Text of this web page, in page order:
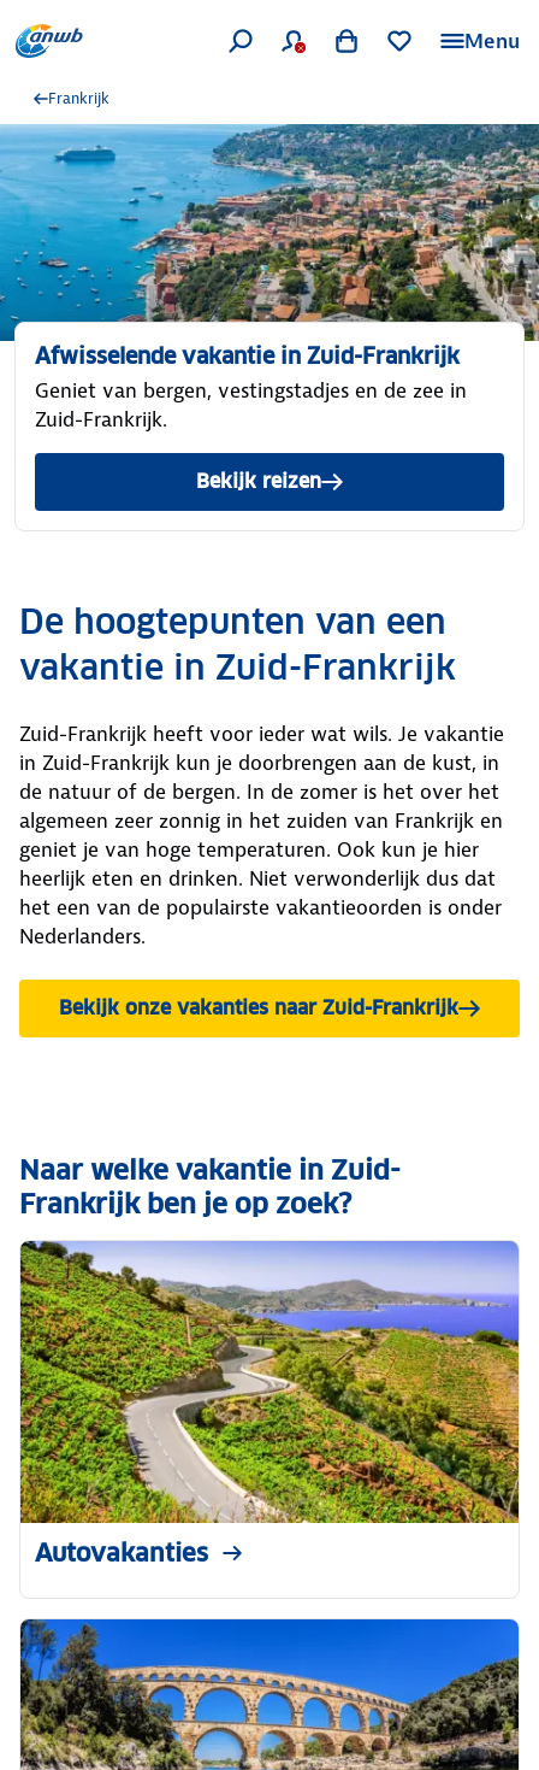
Menu
Frankrijk
Afwisselende vakantie in Zuid-Frankrijk
Geniet van bergen, vestingstadjes en de zee in
Zuid-Frankrijk.
Bekijk reizen
De hoogtepunten van een
vakantie in Zuid-Frankrijk
Zuid-Frankrijk heeft voor ieder wat wils. Je vakantie
in Zuid-Frankrijk kun je doorbrengen aan de kust, in
de natuur of de bergen. In de zomer is het over het
algemeen zeer zonnig in het zuiden van Frankrijk en
geniet je van hoge temperaturen. Ook kun je hier
heerlijk eten en drinken. Niet verwonderlijk dus dat
het een van de populairste vakantieoorden is onder
Nederlanders.
Bekijk onze vakanties naar Zuid-Frankrijk
Naar welke vakantie in Zuid-
Frankrijk ben je op zoek?
Autovakanties